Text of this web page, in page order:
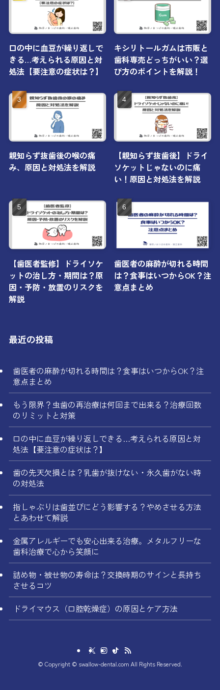
口の中に血豆が繰り返しで
きる…考えられる原因と対
処法【要注意の症状は？】
キシリトールガムは市販と
歯科専売どっちがいい？選
び方のポイントを解説！
親知らず抜歯後の喉の痛
み、原因と対処法を解説
【親知らず抜歯後】ドライ
ソケットじゃないのに痛
い！原因と対処法を解説
【歯医者監修】ドライソケ
ットの治し方・期間は？原
因・予防・放置のリスクを
解説
歯医者の麻酔が切れる時間
は？食事はいつからOK？注
意点まとめ
最近の投稿
歯医者の麻酔が切れる時間は？食事はいつからOK？注
意点まとめ
もう限界？虫歯の再治療は何回まで出来る？治療回数
のリミットと対策
口の中に血豆が繰り返しできる…考えられる原因と対
処法【要注意の症状は？】
歯の先天欠損とは？乳歯が抜けない・永久歯がない時
の対処法
指しゃぶりは歯並びにどう影響する？やめさせる方法
とあわせて解説
金属アレルギーでも安心出来る治療。メタルフリーな
歯科治療で心から笑顔に
詰め物・被せ物の寿命は？交換時期のサインと長持ち
させるコツ
ドライマウス（口腔乾燥症）の原因とケア方法
© Copyright © swallow-dental.com All Rights Reserved.